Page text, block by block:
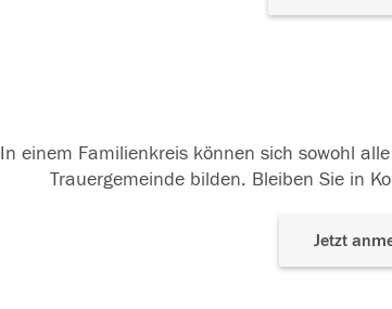
In einem Familienkreis können sich sowohl
Trauergemeinde bilden. Bleiben Sie in
Jetzt